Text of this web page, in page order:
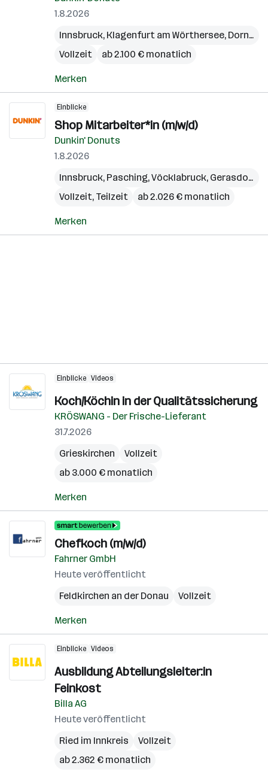
1.8.2026
Innsbruck, Klagenfurt am Wörthersee, Dornbirn
Vollzeit
ab 2.100 € monatlich
Merken
Einblicke
Shop Mitarbeiter*in (m/w/d)
Dunkin' Donuts
1.8.2026
Innsbruck, Pasching,Vöcklabruck, Gerasdorf bei Wien
Vollzeit, Teilzeit
ab 2.026 € monatlich
Merken
Einblicke Videos
Koch/Köchin in der Qualitätssicherung
KRÖSWANG - Der Frische-Lieferant
31.7.2026
Grieskirchen
Vollzeit
ab 3.000 € monatlich
Merken
Chefkoch (m/w/d)
Fahrner GmbH
Heute veröffentlicht
Feldkirchen an der Donau
Vollzeit
Merken
Einblicke Videos
Ausbildung Abteilungsleiter:in
Feinkost
Billa AG
Heute veröffentlicht
Ried im Innkreis
Vollzeit
ab 2.362 € monatlich